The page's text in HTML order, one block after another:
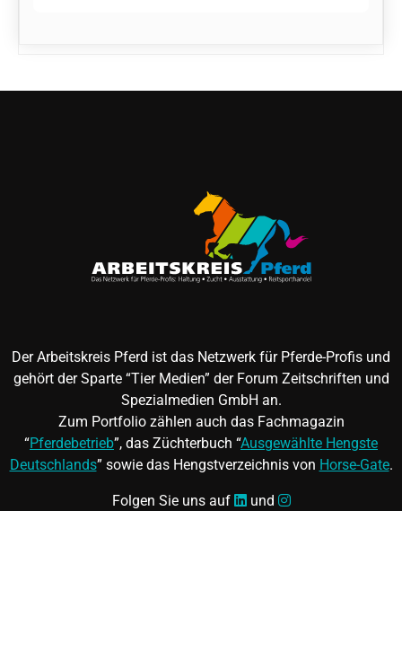
Der Arbeitskreis Pferd ist das Netzwerk für Pferde-Profis und
gehört der Sparte “Tier Medien” der Forum Zeitschriften und
Spezialmedien GmbH an.
Zum Portfolio zählen auch das Fachmagazin
“Pferdebetrieb”, das Züchterbuch “Ausgewählte Hengste
Deutschlands” sowie das Hengstverzeichnis von Horse-Gate.
Folgen Sie uns auf und